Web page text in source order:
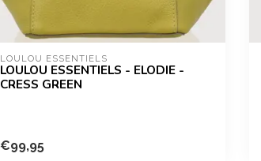
LOULOU ESSENTIELS
LOULOU ESSENTIELS - ELODIE -
CRESS GREEN
€99,95